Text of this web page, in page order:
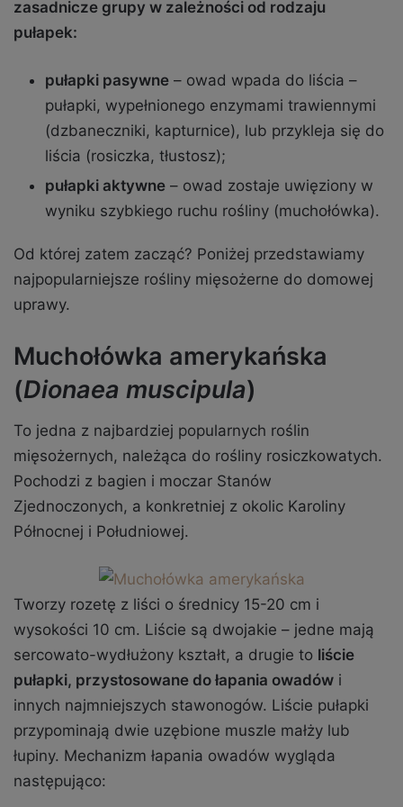
zasadnicze grupy w zależności od rodzaju
pułapek:
pułapki pasywne – owad wpada do liścia –
pułapki, wypełnionego enzymami trawiennymi
(dzbaneczniki, kapturnice), lub przykleja się do
liścia (rosiczka, tłustosz);
pułapki aktywne – owad zostaje uwięziony w
wyniku szybkiego ruchu rośliny (muchołówka).
Od której zatem zacząć? Poniżej przedstawiamy
najpopularniejsze rośliny mięsożerne do domowej
uprawy.
Muchołówka amerykańska
(Dionaea muscipula)
To jedna z najbardziej popularnych roślin
mięsożernych, należąca do rośliny rosiczkowatych.
Pochodzi z bagien i moczar Stanów
Zjednoczonych, a konkretniej z okolic Karoliny
Północnej i Południowej.
Tworzy rozetę z liści o średnicy 15-20 cm i
wysokości 10 cm. Liście są dwojakie – jedne mają
sercowato-wydłużony kształt, a drugie to liście
pułapki, przystosowane do łapania owadów i
innych najmniejszych stawonogów. Liście pułapki
przypominają dwie uzębione muszle małży lub
łupiny. Mechanizm łapania owadów wygląda
następująco: